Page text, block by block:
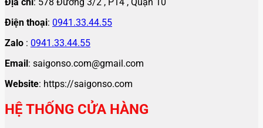
Điện thoại: 0941.33.44.55
Zalo : 0941.33.44.55
Email: saigonso.com@gmail.com
Website: https://saigonso.com
HỆ THỐNG CỬA HÀNG